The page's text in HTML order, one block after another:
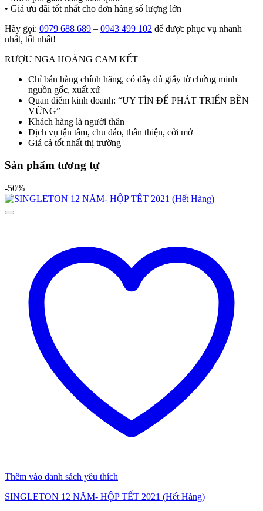
• Giá ưu đãi tốt nhất cho đơn hàng số lượng lớn
Hãy gọi: 0979 688 689 – 0943 499 102 để được phục vụ nhanh
nhất, tốt nhất!
RƯỢU NGA HOÀNG CAM KẾT
Chỉ bán hàng chính hãng, có đầy đủ giấy tờ chứng minh
nguồn gốc, xuất xứ
Quan điểm kinh doanh: “UY TÍN ĐỂ PHÁT TRIỂN BỀN
VỮNG”
Khách hàng là người thân
Dịch vụ tận tâm, chu đáo, thân thiện, cởi mở
Giá cả tốt nhất thị trường
Sản phẩm tương tự
-50%
Thêm vào danh sách yêu thích
SINGLETON 12 NĂM- HỘP TẾT 2021 (Hết Hàng)